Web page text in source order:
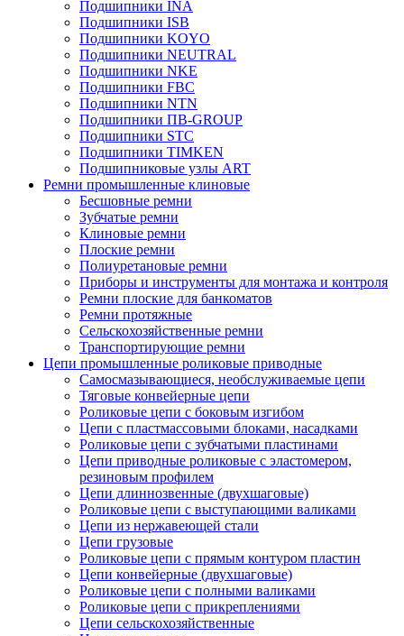
Подшипники INA
Подшипники ISB
Подшипники KOYO
Подшипники NEUTRAL
Подшипники NKE
Подшипники FBC
Подшипники NTN
Подшипники ПВ-GROUP
Подшипники STC
Подшипники TIMKEN
Подшипниковые узлы ART
Ремни промышленные клиновые
Бесшовные ремни
Зубчатые ремни
Клиновые ремни
Плоские ремни
Полиуретановые ремни
Приборы и инструменты для монтажа и контроля
Ремни плоские для банкоматов
Ремни протяжные
Сельскохозяйственные ремни
Транспортирующие ремни
Цепи промышленные роликовые приводные
Самосмазывающиеся, необслуживаемые цепи
Тяговые конвейерные цепи
Роликовые цепи с боковым изгибом
Цепи с пластмассовыми блоками, насадками
Роликовые цепи с зубчатыми пластинами
Цепи приводные роликовые с эластомером,
резиновым профилем
Цепи длиннозвенные (двухшаговые)
Роликовые цепи с выступающими валиками
Цепи из нержавеющей стали
Цепи грузовые
Роликовые цепи с прямым контуром пластин
Цепи конвейерные (двухшаговые)
Роликовые цепи с полными валиками
Роликовые цепи с прикреплениями
Цепи сельскохозяйственные